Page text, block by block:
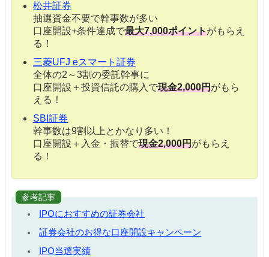
松井証券
抽選資金不要で幹事数が多い
口座開設+条件達成で最大7,000ポイントがもらえ
る！
三菱UFJ eスマート証券
全体の2～3割の委託幹事に
口座開設＋投資信託の購入で現金2,000円がもら
える！
SBI証券
幹事数は9割以上とかなり多い！
口座開設＋入金・振替で現金2,000円がもらえ
る！
参考記事
IPOにおすすめの証券会社
証券会社のお得な口座開設キャンペーン
IPO当選実績